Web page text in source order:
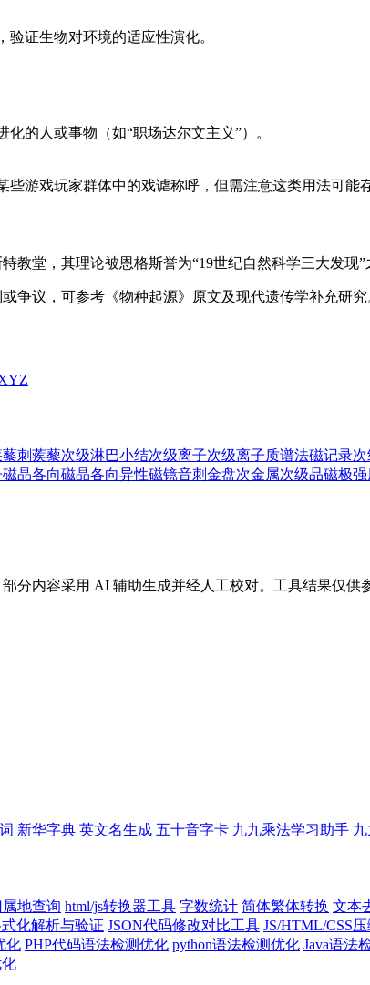
证生物对环境的适应性演化。
的人或事物（如“职场达尔文主义”）。
些游戏玩家群体中的戏谑称呼，但需注意这类用法可能
教堂，其理论被恩格斯誉为“19世纪自然科学三大发现
争议，可参考《物种起源》原文及现代遗传学补充研究
YZ
藜刺蒺藜次级淋巴小结次级离子次级离子质谱法磁记录
磁晶各向磁晶各向异性磁镜音刺金盘次金属次级品磁极强
分内容采用 AI 辅助生成并经人工校对。工具结果仅供
新华字典 英文名生成 五十音字卡 九九乘法学习助手
地查询 html/js转换器工具 字数统计 简体繁体转换 文本
式化解析与验证 JSON代码修改对比工具 JS/HTML/CSS
化 PHP代码语法检测优化 python语法检测优化 Java语法